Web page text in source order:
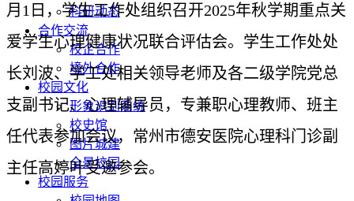
科研动态
合作交流
校企合作
境外合作
校园文化
形象识别系统
校史馆
图片城建
全景校园
校园服务
月1日，学生工作处组织召开2025年秋学期重点关
爱学生心理健康状况联合评估会。学生工作处处
长刘波、学工处相关领导老师及各二级学院党总
支副书记、心理辅导员，专兼职心理教师、班主
任代表参加会议，常州市德安医院心理科门诊副
主任高婷叶受邀参会。